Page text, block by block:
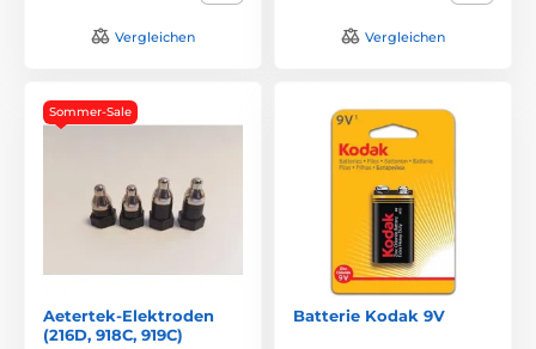
Vergleichen Vergleichen
Sommer-Sale
Aetertek-Elektroden
(216D, 918C, 919C)
Batterie Kodak 9V